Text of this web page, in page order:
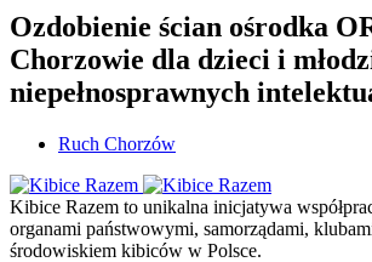
Ozdobienie ścian ośrodka
Chorzowie dla dzieci i
niepełnosprawnych
Ruch Chorzów
Kibice Razem to unikalna inicjatywa
organami państwowymi, samorządami,
środowiskiem kibiców w Polsce.